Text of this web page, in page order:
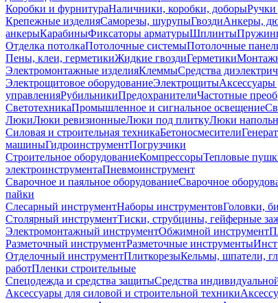
Коробки и фурнитураНаличники, коробки, доборы
Крепежные изделияСаморезы, шурупыГвоздиАнкеры,
анкерыКарабиныФиксаторы арматурыШплинты
Отделка потолкаПотолочные системыПотолочные
Пены, клеи, герметикиЖидкие гвоздиГерметики
Электромонтажные изделияКлеммыСредства
Электрощитовое оборудованиеЭлектрощитыАксессуары
управленияРубильникиПредохранителиЧастотные
СветотехникаПромышленное и сигнальное освещение
ЛюкиЛюки ревизионныеЛюки под плиткуЛюки
Силовая и строительная техникаБетоносмесители
машиныГидроинструментПогрузчики
Строительное оборудованиеКомпрессорыТепловые
электроинструментаПневмоинструмент
Сварочное и паяльное оборудованиеСварочное
пайки
Слесарный инструментНаборы инструментовГоловки,
Столярный инструментТиски, струбцины, гейферные
Электромонтажный инструментОбжимной инструмент
Разметочный инструментРазметочные инструменты
Отделочный инструментПлиткорезыКельмы, шпатели,
работПленки строительные
Спецодежда и средства защитыСредства
Аксессуары для силовой и строительной техники